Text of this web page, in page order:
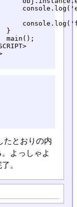
}
main();
たとおりの内
よっしゃよ
。